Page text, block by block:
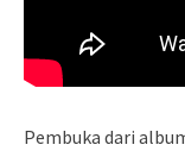
Pembuka dari